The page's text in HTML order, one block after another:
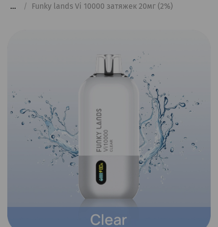
...
Funky lands Vi 10000 затяжек 20мг (2%)